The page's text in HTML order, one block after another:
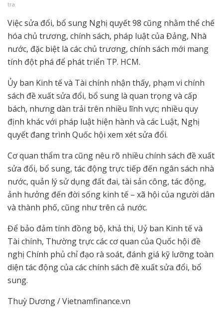
tra.
Việc sửa đổi, bổ sung Nghị quyết 98 cũng nhằm thể chế
hóa chủ trương, chính sách, pháp luật của Đảng, Nhà
nước, đặc biệt là các chủ trương, chính sách mới mang
tính đột phá để phát triển TP. HCM.
Ủy ban Kinh tế và Tài chính nhận thấy, phạm vi chính
sách đề xuất sửa đổi, bổ sung là quan trọng và cấp
bách, nhưng dàn trải trên nhiều lĩnh vực; nhiều quy
định khác với pháp luật hiện hành và các Luật, Nghị
quyết đang trình Quốc hội xem xét sửa đổi.
Cơ quan thẩm tra cũng nêu rõ nhiều chính sách đề xuất
sửa đổi, bổ sung, tác động trực tiếp đến ngân sách nhà
nước, quản lý sử dụng đất đai, tài sản công, tác động,
ảnh hưởng đến đời sống kinh tế – xã hội của người dân
và thành phố, cũng như trên cả nước.
Để bảo đảm tính đồng bộ, khả thi, Uỷ ban Kinh tế và
Tài chính, Thường trực các cơ quan của Quốc hội đề
nghị Chính phủ chỉ đạo rà soát, đánh giá kỹ lưỡng toàn
diện tác động của các chính sách đề xuất sửa đổi, bổ
sung.
Thuỳ Dương / Vietnamfinance.vn